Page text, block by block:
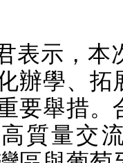
表示，本
辦學、拓
要舉措。
質量交